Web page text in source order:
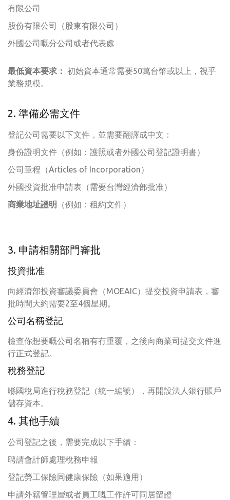
有限公司
股份有限公司（股東有限公司）
外國公司嘅分公司或者代表處
最低資本要求： 初始資本通常需要50萬台幣或以上，視乎
業務規模。
2. 準備必需文件
登記公司需要以下文件，並需要翻譯成中文：
身份證明文件（例如：護照或者外國公司登記證明書）
公司章程（Articles of Incorporation）
外國投資批准申請表（需要台灣經濟部批准）
商業地址證明
（例如：租約文件）
3. 申請相關部門審批
投資批准
向經濟部投資審議委員會（MOEAIC）提交投資申請表，審
批時間大約需要2至4個星期。
公司名稱登記
檢查你想要嘅公司名稱有冇重覆，之後向商業司提交文件進
行正式登記。
稅務登記
喺國稅局進行稅務登記（統一編號），再開設法人銀行賬戶
儲存資本。
4. 其他手續
公司登記之後，需要完成以下手續：
聘請會計師處理稅務申報
登記勞工保險同健康保險（如果適用）
申請外籍管理層或者員工嘅工作許可同居留證